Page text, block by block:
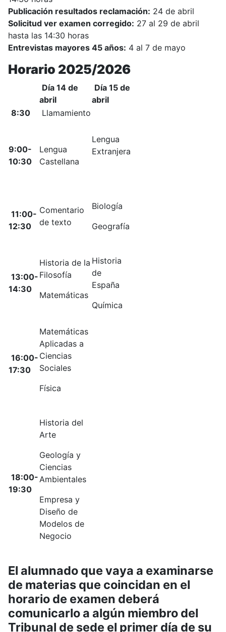
Publicación resultados reclamación: 24 de abril
Solicitud ver examen corregido: 27 al 29 de abril
hasta las 14:30 horas
Entrevistas mayores 45 años: 4 al 7 de mayo
Horario 2025/2026
Día 14 de
abril
Día 15 de
abril
8:30
Llamamiento
9:00-
10:30
Lengua
Castellana
Lengua
Extranjera
11:00-
12:30
Comentario
de texto
Biología
Geografía
13:00-
14:30
Historia de la
Filosofía
Matemáticas
Historia
de
España
Química
16:00-
17:30
Matemáticas
Aplicadas a
Ciencias
Sociales
Física
18:00-
19:30
Historia del
Arte
Geología y
Ciencias
Ambientales
Empresa y
Diseño de
Modelos de
Negocio
El alumnado que vaya a examinarse
de materias que coincidan en el
horario de examen deberá
comunicarlo a algún miembro del
Tribunal de sede el primer día de su